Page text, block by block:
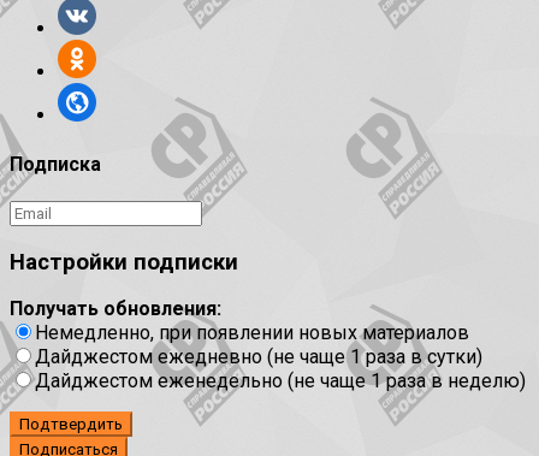
Подписка
Настройки подписки
Получать обновления:
Немедленно, при появлении новых материалов
Дайджестом ежедневно (не чаще 1 раза в сутки)
Дайджестом еженедельно (не чаще 1 раза в неделю)
Подтвердить